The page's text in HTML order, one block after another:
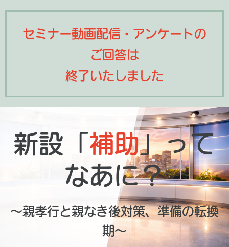
セミナー動画配信・アンケートの
ご回答は
終了いたしました
新設「 補助」って
なあに？
～親孝行と親なき後対策、準備の転換
期～